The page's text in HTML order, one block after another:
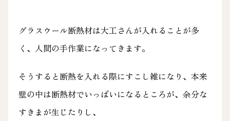
グラスウール断熱材は大工さんが入れることが多
く、人間の手作業になってきます。
そうすると断熱を入れる際にすこし雑になり、本来
壁の中は断熱材でいっぱいになるところが、余分な
すきまが生じたりし、